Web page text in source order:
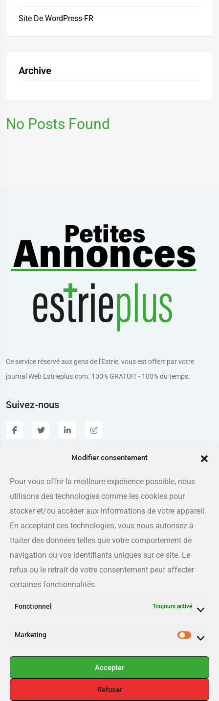
Modifier consentement
Pour vous offrir la meilleure expérience possible, nous
utilisons des technologies comme les cookies pour
stocker et/ou accéder aux informations de votre appareil.
En acceptant ces technologies, vous nous autorisez à
traiter des données telles que votre comportement de
navigation ou vos identifiants uniques sur ce site. Le
refus ou le retrait de votre consentement peut affecter
certaines fonctionnalités.
Fonctionnel Toujours activé
Marketing
Accepter
Refuser
Site De WordPress-FR
Archive
No Posts Found
Ce service réservé aux gens de l'Estrie, vous est offert par votre
journal Web Estrieplus.com. 100% GRATUIT - 100% du temps.
Suivez-nous
Adresse
175 rue Queen, Sherbrooke QC J1L 1K1
Téléphone
819-566-8810
Courriel